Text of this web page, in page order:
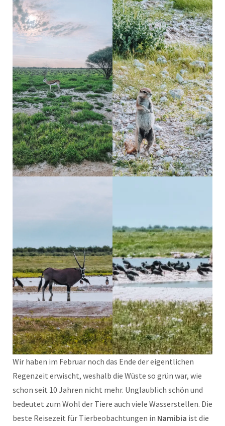
Wir haben im Februar noch das Ende der eigentlichen
Regenzeit erwischt, weshalb die Wüste so grün war, wie
schon seit 10 Jahren nicht mehr. Unglaublich schön und
bedeutet zum Wohl der Tiere auch viele Wasserstellen. Die
beste Reisezeit für Tierbeobachtungen in Namibia ist die